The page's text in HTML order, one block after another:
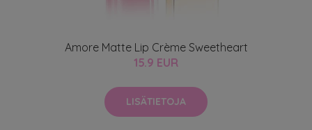
Amore Matte Lip Crème Sweetheart
15.9 EUR
LISÄTIETOJA